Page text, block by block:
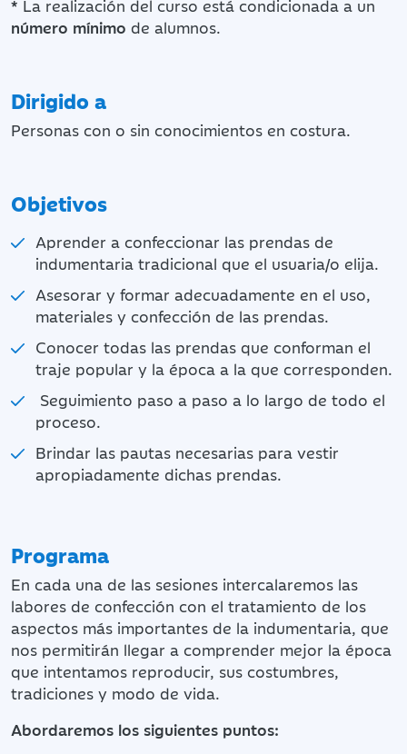
* La realización del curso está condicionada a un
número mínimo de alumnos.
Dirigido a
Personas con o sin conocimientos en costura.
Objetivos
Aprender a confeccionar las prendas de
indumentaria tradicional que el usuaria/o elija.
Asesorar y formar adecuadamente en el uso,
materiales y confección de las prendas.
Conocer todas las prendas que conforman el
traje popular y la época a la que corresponden.
Seguimiento paso a paso a lo largo de todo el
proceso.
Brindar las pautas necesarias para vestir
apropiadamente dichas prendas.
Programa
En cada una de las sesiones intercalaremos las
labores de confección con el tratamiento de los
aspectos más importantes de la indumentaria, que
nos permitirán llegar a comprender mejor la época
que intentamos reproducir, sus costumbres,
tradiciones y modo de vida.
Abordaremos los siguientes puntos: